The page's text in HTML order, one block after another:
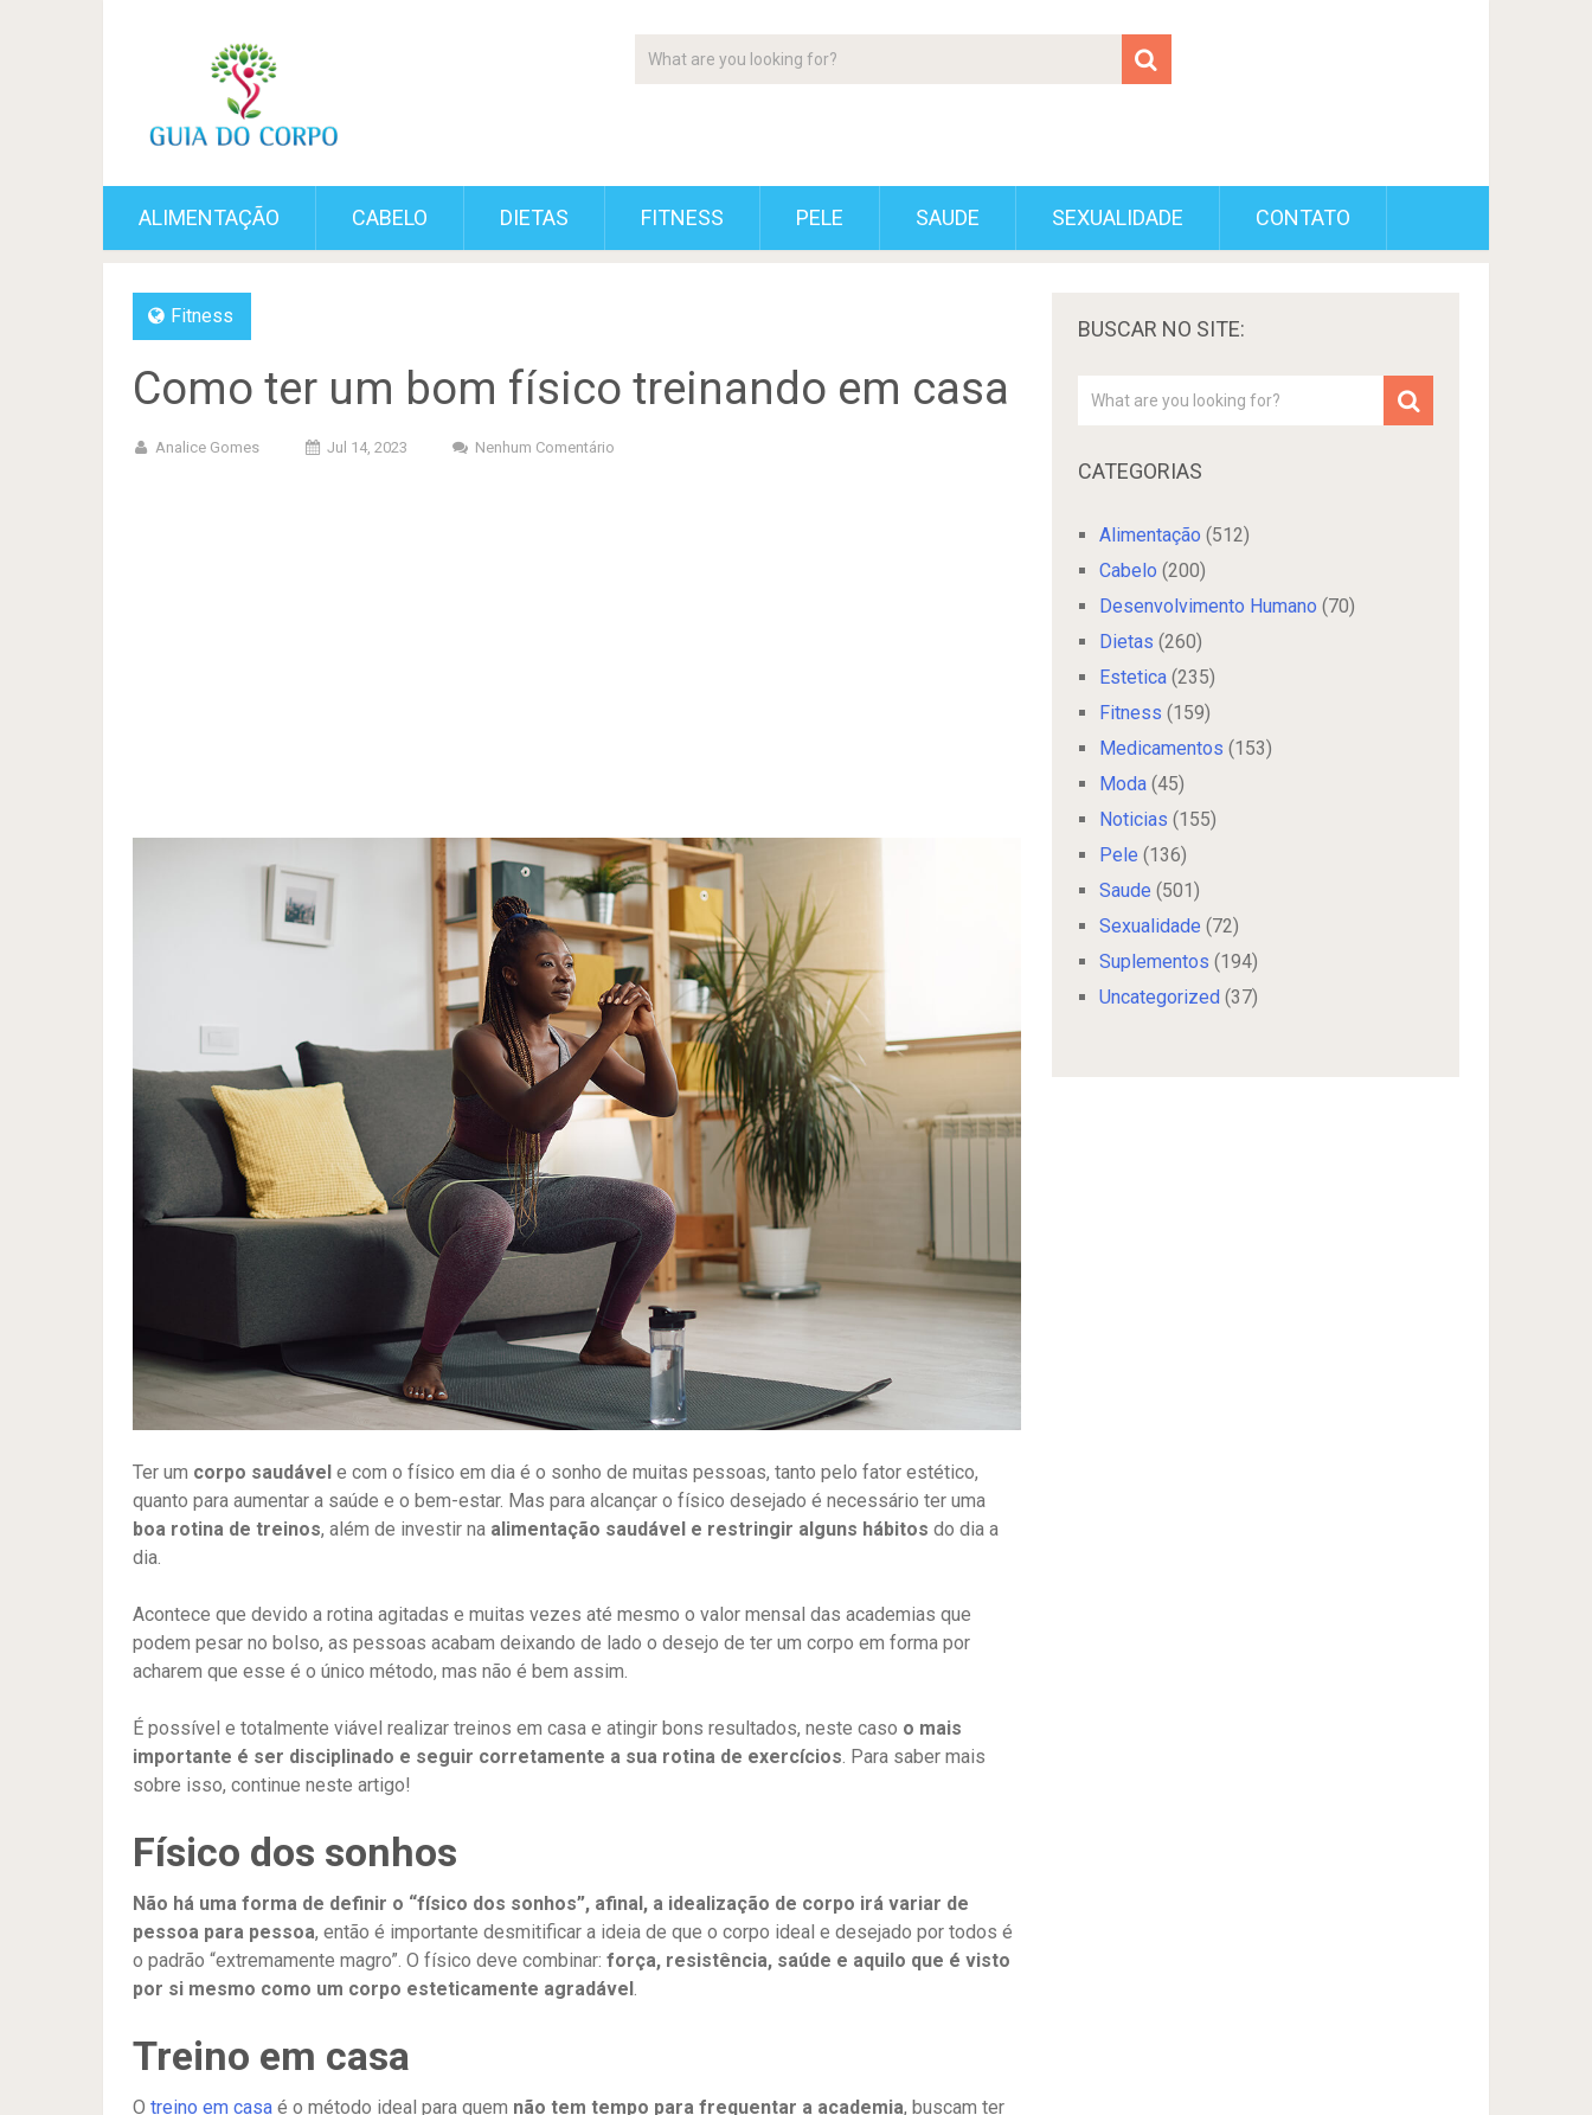
ALIMENTAÇÃO CABELO DIETAS FITNESS PELE SAUDE SEXUALIDADE CONTATO
Fitness
Como ter um bom físico treinando em casa
Analice Gomes Jul 14, 2023 Nenhum Comentário
Ter um corpo saudável e com o físico em dia é o sonho de muitas pessoas, tanto pelo fator estético,
quanto para aumentar a saúde e o bem-estar. Mas para alcançar o físico desejado é necessário ter uma
boa rotina de treinos, além de investir na alimentação saudável e restringir alguns hábitos do dia a
dia.
Acontece que devido a rotina agitadas e muitas vezes até mesmo o valor mensal das academias que
podem pesar no bolso, as pessoas acabam deixando de lado o desejo de ter um corpo em forma por
acharem que esse é o único método, mas não é bem assim.
É possível e totalmente viável realizar treinos em casa e atingir bons resultados, neste caso o mais
importante é ser disciplinado e seguir corretamente a sua rotina de exercícios. Para saber mais
sobre isso, continue neste artigo!
Físico dos sonhos
Não há uma forma de definir o “físico dos sonhos”, afinal, a idealização de corpo irá variar de
pessoa para pessoa, então é importante desmitificar a ideia de que o corpo ideal e desejado por todos é
o padrão “extremamente magro”. O físico deve combinar: força, resistência, saúde e aquilo que é visto
por si mesmo como um corpo esteticamente agradável .
Treino em casa
O treino em casa é o método ideal para quem não tem tempo para frequentar a academia, buscam ter
BUSCAR NO SITE:
CATEGORIAS
Alimentação (512)
Cabelo (200)
Desenvolvimento Humano (70)
Dietas (260)
Estetica (235)
Fitness (159)
Medicamentos (153)
Moda (45)
Noticias (155)
Pele (136)
Saude (501)
Sexualidade (72)
Suplementos (194)
Uncategorized (37)